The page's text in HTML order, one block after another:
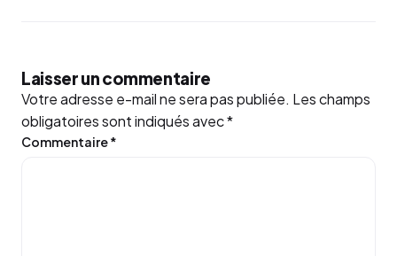
Laisser un commentaire
Votre adresse e-mail ne sera pas publiée. Les champs
obligatoires sont indiqués avec*
Commentaire*